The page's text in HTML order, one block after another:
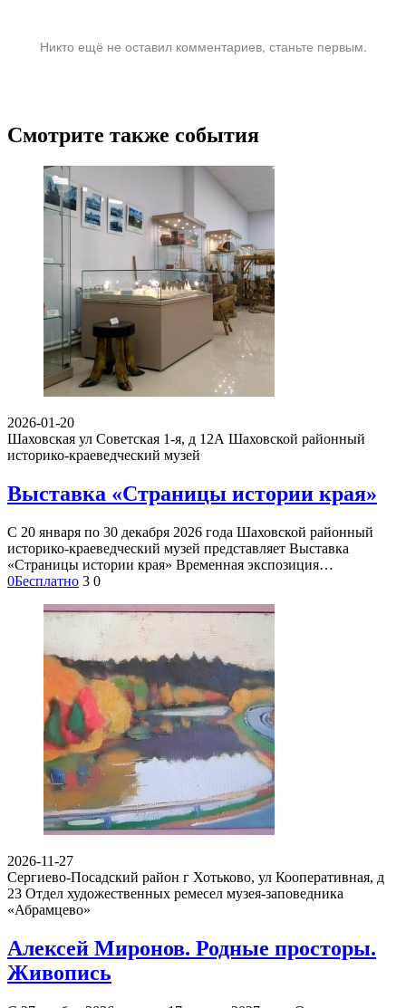
Никто ещё не оставил комментариев, станьте первым.
Смотрите также события
2026-01-20
Шаховская ул Советская 1-я, д 12А Шаховской районный
историко-краеведческий музей
Выставка «Страницы истории края»
С 20 января по 30 декабря 2026 года Шаховской районный
историко-краеведческий музей представляет Выставка
«Страницы истории края» Временная экспозиция…
0Бесплатно 3 0
2026-11-27
Сергиево-Посадский район г Хотьково, ул Кооперативная, д
23 Отдел художественных ремесел музея-заповедника
«Абрамцево»
Алексей Миронов. Родные просторы.
Живопись